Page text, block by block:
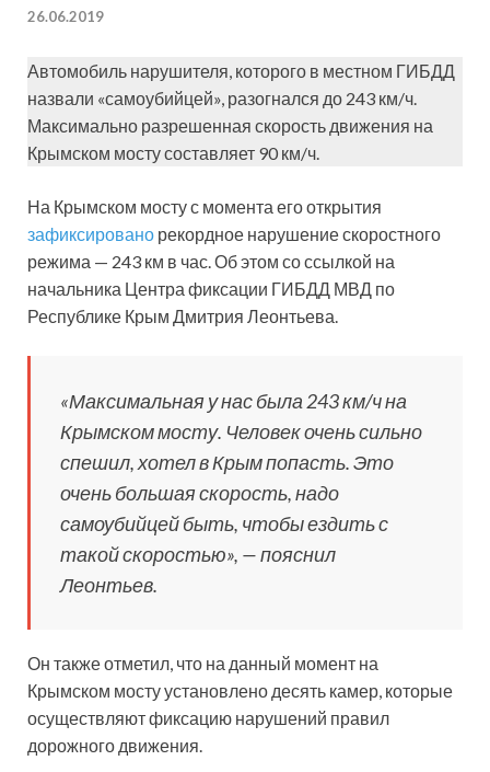
26.06.2019
Автомобиль нарушителя, которого в местном ГИБДД
назвали «самоубийцей», разогнался до 243 км/ч.
Максимально разрешенная скорость движения на
Крымском мосту составляет 90 км/ч.
На Крымском мосту с момента его открытия
зафиксировано рекордное нарушение скоростного
режима — 243 км в час. Об этом со ссылкой на
начальника Центра фиксации ГИБДД МВД по
Республике Крым Дмитрия Леонтьева.
«Максимальная у нас была 243 км/ч на
Крымском мосту. Человек очень сильно
спешил, хотел в Крым попасть. Это
очень большая скорость, надо
самоубийцей быть, чтобы ездить с
такой скоростью», — пояснил
Леонтьев.
Он также отметил, что на данный момент на
Крымском мосту установлено десять камер, которые
осуществляют фиксацию нарушений правил
дорожного движения.